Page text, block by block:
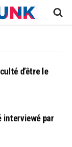
d’être le
interviewé par